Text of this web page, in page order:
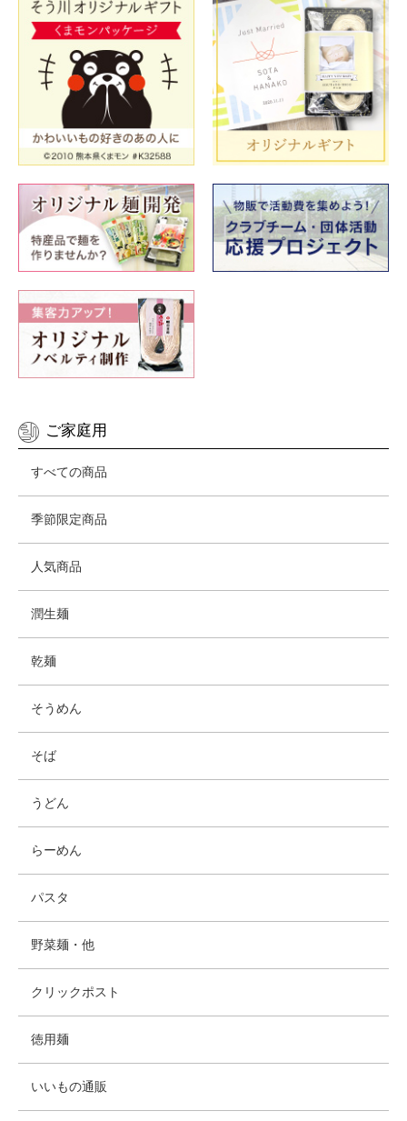
ご家庭用
すべての商品
季節限定商品
人気商品
潤生麺
乾麺
そうめん
そば
うどん
らーめん
パスタ
野菜麺・他
クリックポスト
徳用麺
いいもの通販